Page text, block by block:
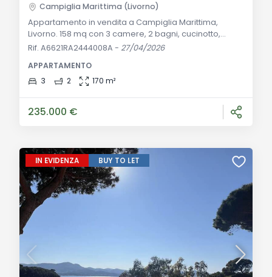
Campiglia Marittima (Livorno)
Appartamento in vendita a Campiglia Marittima,
Livorno. 158 mq con 3 camere, 2 bagni, cucinotto,
giardino di 200 mq e garage di 25 mq. Ottime
Descrizione Generale: Proponiamo in vendita un
luminoso e ampio appartamento di circa 158 mq,
L'immobile si trova in una posizione strategica, vicino
al centro
Rif. A6621RA2444008A -27/04/2026
APPARTAMENTO
3
2 170 m²
235.000 €
IN EVIDENZA BUY TO LET